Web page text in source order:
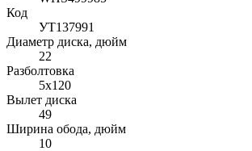
Код
УТ137991
Диаметр диска, дюйм
22
Разболтовка
5x120
Вылет диска
49
Ширина обода, дюйм
10